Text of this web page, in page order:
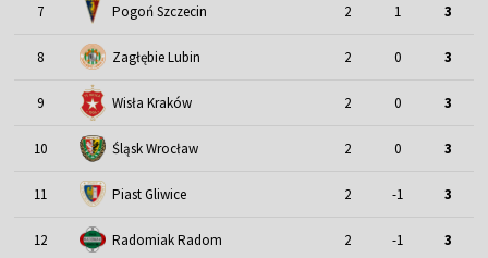
7 Pogoń Szczecin 2 1 3
8 Zagłębie Lubin 2 0 3
9 Wisła Kraków 2 0 3
10 Śląsk Wrocław 2 0 3
11 Piast Gliwice 2 -1 3
12 Radomiak Radom 2 -1 3